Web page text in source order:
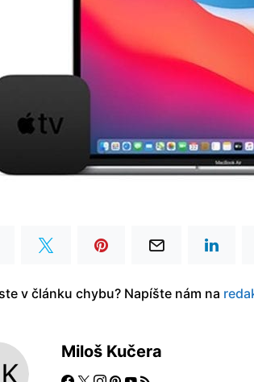
v článku chybu? Napíšte nám na
Miloš Kučera